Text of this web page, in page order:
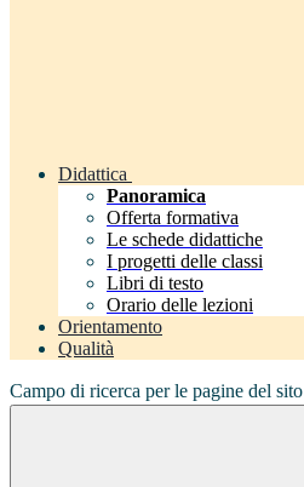
Didattica
Panoramica
Offerta formativa
Le schede didattiche
I progetti delle classi
Libri di testo
Orario delle lezioni
Orientamento
Qualità
Campo di ricerca per le pagine del sito